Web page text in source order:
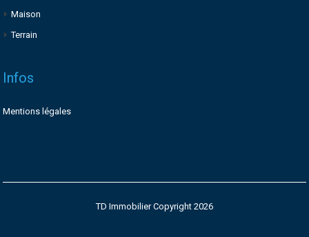
Maison
Terrain
Infos
Mentions légales
TD Immobilier Copyright 2026